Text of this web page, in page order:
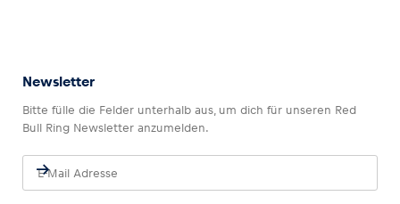
Newsletter
Bitte fülle die Felder unterhalb aus, um dich für unseren Red
Bull Ring Newsletter anzumelden.